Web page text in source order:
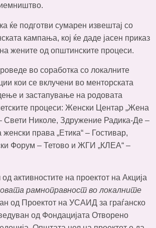
ќе подготви сумарен извештај со
кампања, кој ќе даде јасен приказ
жените од општинските процеси.
во соработка со локалните
кои се вклучени во менторската
и застапување на родовата
процеси: Женски Центар „Жена
Свети Николе, Здружение Радика-Де –
права „Етика“ – Гостивар,
Форум – Тетово и ЖГИ „КЛЕА“ –
активностите на проектот на Акција
рамноправност во локалните
од Проектот на УСАИД за граѓанско
од Фондацијата Отворено